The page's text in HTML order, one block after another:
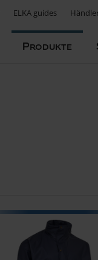
ELKA guides
Produkte